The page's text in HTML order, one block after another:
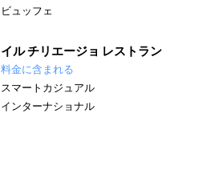
ビュッフェ
イル チリエージョ レストラン
料金に含まれる
スマートカジュアル
インターナショナル